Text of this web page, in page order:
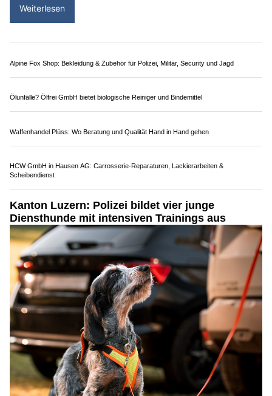
Luzerner Polizei: Entdecke deine Zukunft bei der
Polizei – Infoanlass im Verkehrshaus Luzern
29.04.25 VON POLIZEI.NEWS REDAKTION
Für alle, die mehr sehen wollen.
Entdecke, wie vielfältig dein Weg bei der Polizei sein kann.